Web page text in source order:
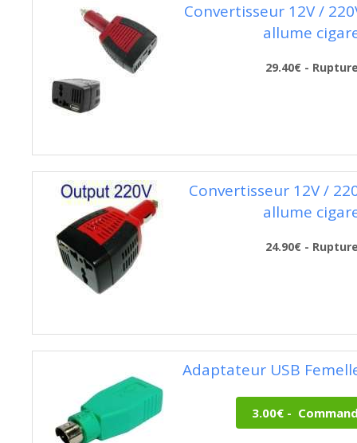
Convertisseur 12V /
allume
29.40€ -
Convertisseur 12V /
allume
24.90€ -
Adaptateur USB